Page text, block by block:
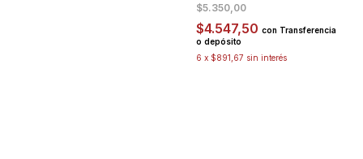
$5.350,00
$4.547,50 con Transferencia
o depósito
6 x $891,67 sin interés